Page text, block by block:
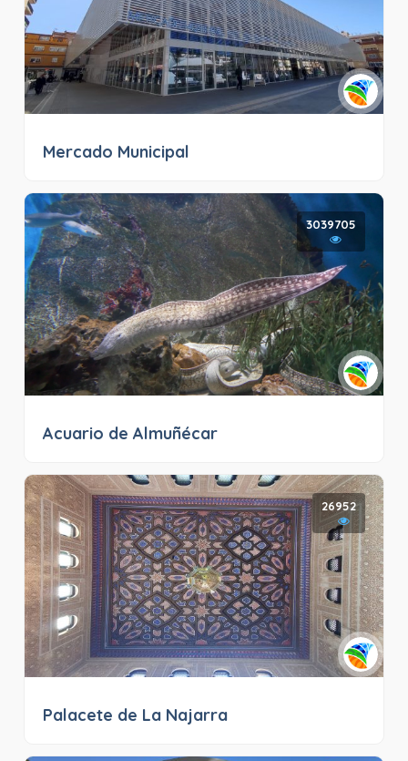
Mercado Municipal
3039705
Acuario de Almuñécar
26952
Palacete de La Najarra